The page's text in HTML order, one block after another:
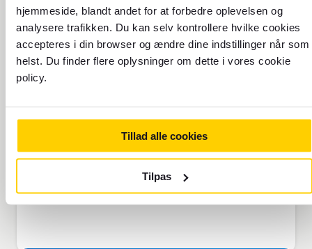
hjemmeside, blandt andet for at forbedre oplevelsen og
analysere trafikken. Du kan selv kontrollere hvilke cookies
accepteres i din browser og ændre dine indstillinger når som
helst. Du finder flere oplysninger om dette i vores cookie
policy.
Tillad alle cookies
Tilpas
Rejsedato
7.8.2026
Retur
8.8.2026
Rejsende
1 voksne
Søg